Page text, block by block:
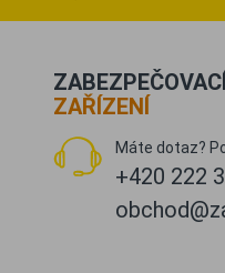
ZABEZPEČOVACÍ
ZAŘÍZENÍ
Máte dotaz?
+420 222